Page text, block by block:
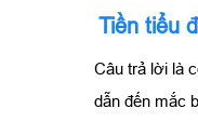
Tiền tiểu
Câu trả lời là
dẫn đến mắc